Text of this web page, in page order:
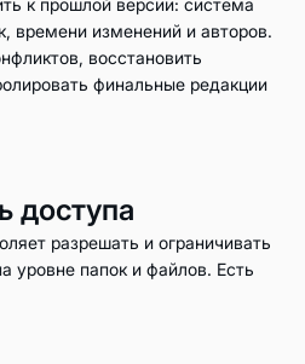
к прошлой версии: система
времени изменений и авторов.
восстановить
финальные редакции
доступа
разрешать и ограничивать
уровне папок и файлов. Есть